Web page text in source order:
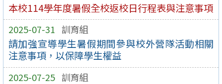
本校114學年度暑假全校返校日行程表與注意事項
2025-07-31 訓育組
請加強宣導學生暑假期間參與校外營隊活動相關
注意事項，以保障學生權益
2025-07-25 訓育組